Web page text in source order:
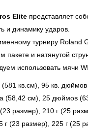
Elite представляет
и динамику ударов.
турниру Roland
пакете и натянутой
использовать мячи
кв.см), 95 кв.
(58,42 см), 25 дюймов
размер), 210 г (25
г (23 размер), 225 г (25